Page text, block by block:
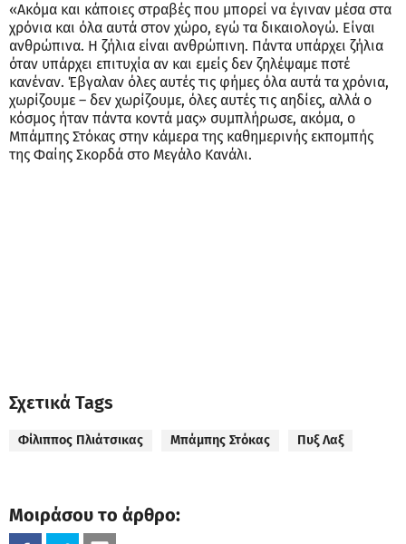
«Ακόμα και κάποιες στραβές που μπορεί να έγιναν μέσα στα
χρόνια και όλα αυτά στον χώρο, εγώ τα δικαιολογώ. Είναι
ανθρώπινα. Η ζήλια είναι ανθρώπινη. Πάντα υπάρχει ζήλια
όταν υπάρχει επιτυχία αν και εμείς δεν ζηλέψαμε ποτέ
κανέναν. Έβγαλαν όλες αυτές τις φήμες όλα αυτά τα χρόνια,
χωρίζουμε – δεν χωρίζουμε, όλες αυτές τις αηδίες, αλλά ο
κόσμος ήταν πάντα κοντά μας» συμπλήρωσε, ακόμα, ο
Μπάμπης Στόκας στην κάμερα της καθημερινής εκπομπής
της Φαίης Σκορδά στο Μεγάλο Κανάλι.
Σχετικά Tags
Φίλιππος Πλιάτσικας Μπάμπης Στόκας Πυξ Λαξ
Μοιράσου το άρθρο: